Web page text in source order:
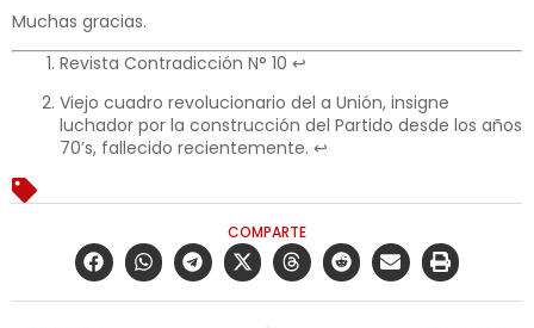
Muchas gracias.
Revista Contradicción N° 10 ↩
Viejo cuadro revolucionario del a Unión, insigne
luchador por la construcción del Partido desde los años
70’s, fallecido recientemente. ↩
COMPARTE